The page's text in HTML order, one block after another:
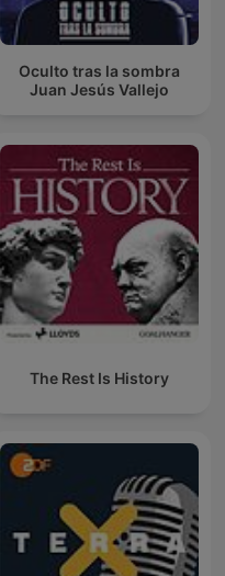
Oculto tras la sombra
Juan Jesús Vallejo
The Rest Is History